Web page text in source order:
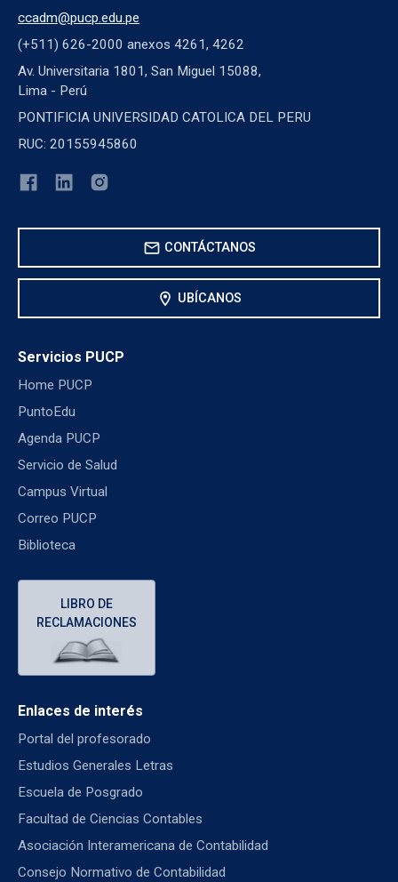
ccadm@pucp.edu.pe
(+511) 626-2000 anexos 4261, 4262
Av. Universitaria 1801, San Miguel 15088,
Lima - Perú
PONTIFICIA UNIVERSIDAD CATOLICA DEL PERU
RUC: 20155945860
mail CONTÁCTANOS
location_on UBÍCANOS
Servicios PUCP
Home PUCP
PuntoEdu
Agenda PUCP
Servicio de Salud
Campus Virtual
Correo PUCP
Biblioteca
LIBRO DE
RECLAMACIONES
Enlaces de interés
Portal del profesorado
Estudios Generales Letras
Escuela de Posgrado
Facultad de Ciencias Contables
Asociación Interamericana de Contabilidad
Consejo Normativo de Contabilidad